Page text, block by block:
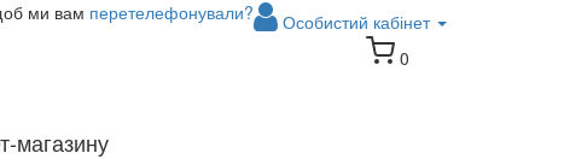
Особистий кабінет
ми вам перетелефонували?
магазину
0